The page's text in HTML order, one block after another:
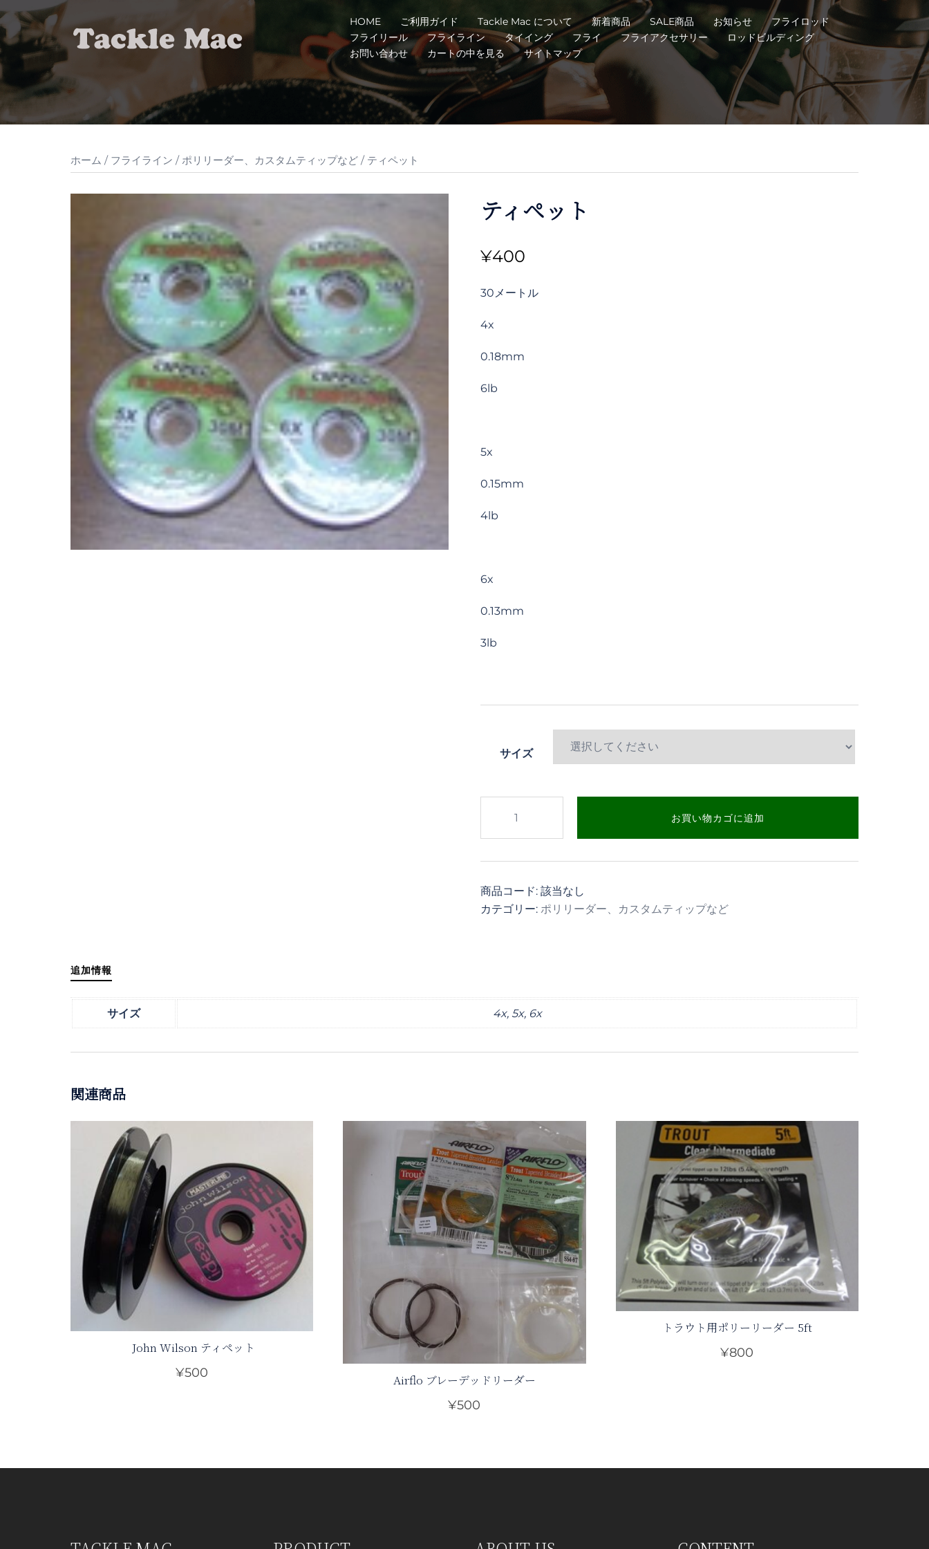
コ
ン
テ
ン
ツ
ス
HOME ご利用ガイド Tackle Mac について 新着商品 SALE商品 お知らせ
フライロッド
フライリール
フライライン タイイング フライ フライアクセサリー
ロッドビルディング
お問い合わせ
カートの中を見る サイトマップ
ホーム / フライライン / ポリリーダー、カスタムティップなど / ティペット
ティペット
¥400
30メートル
4x
0.18mm
6lb
5x
0.15mm
4lb
6x
0.13mm
3lb
サイズ
ペ
ッ
個
お買い物カゴに追加
商品コード: 該当なし
カテゴリー: ポリリーダー、カスタムティップなど
追加情報
サイズ 4x, 5x, 6x
関連商品
John Wilson ティペット
¥500
に
Airflo ブレーデッドリーダー
¥500
商
トラウト用ポリーリーダー 5ft
¥800
は
バ